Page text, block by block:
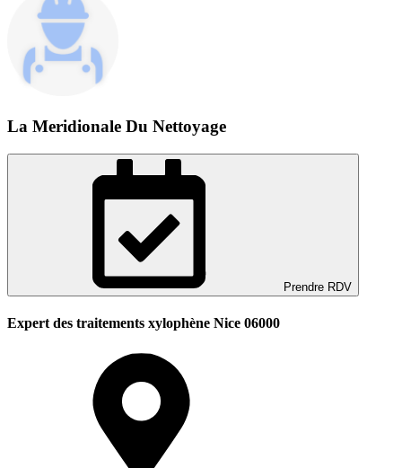
La Meridionale Du Nettoyage
Prendre RDV
Expert des traitements xylophène Nice 06000